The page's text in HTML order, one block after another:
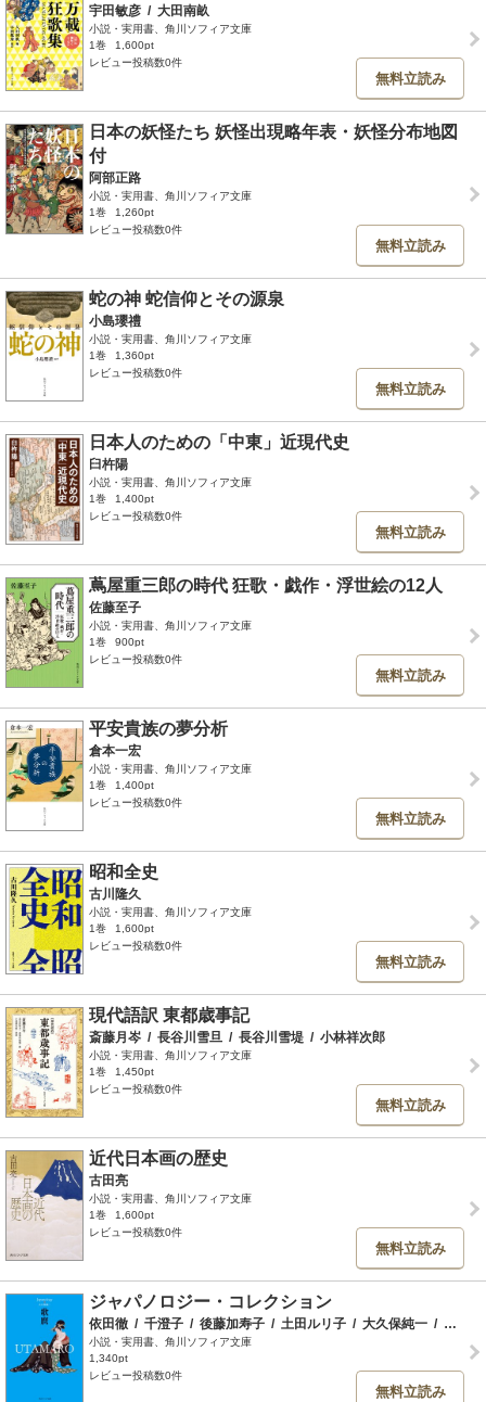
宇田敏彦 / 大田南畝
小説・実用書、角川ソフィア文庫
1巻
1,600pt
レビュー投稿数0件
無料立読み
日本の妖怪たち 妖怪出現略年表・妖怪分布地図
付
阿部正路
小説・実用書、角川ソフィア文庫
1巻
1,260pt
レビュー投稿数0件
無料立読み
蛇の神 蛇信仰とその源泉
小島瓔禮
小説・実用書、角川ソフィア文庫
1巻
1,360pt
レビュー投稿数0件
無料立読み
日本人のための「中東」近現代史
臼杵陽
小説・実用書、角川ソフィア文庫
1巻
1,400pt
レビュー投稿数0件
無料立読み
蔦屋重三郎の時代 狂歌・戯作・浮世絵の12人
佐藤至子
小説・実用書、角川ソフィア文庫
1巻
900pt
レビュー投稿数0件
無料立読み
平安貴族の夢分析
倉本一宏
小説・実用書、角川ソフィア文庫
1巻
1,400pt
レビュー投稿数0件
無料立読み
昭和全史
古川隆久
小説・実用書、角川ソフィア文庫
1巻
1,600pt
レビュー投稿数0件
無料立読み
現代語訳 東都歳事記
斎藤月岑 / 長谷川雪旦 / 長谷川雪堤 / 小林祥次郎
小説・実用書、角川ソフィア文庫
1巻
1,450pt
レビュー投稿数0件
無料立読み
近代日本画の歴史
古田亮
小説・実用書、角川ソフィア文庫
1巻
1,600pt
レビュー投稿数0件
無料立読み
ジャパノロジー・コレクション
依田徹 / 千澄子 / 後藤加寿子 / 土田ルリ子 / 大久保純一 /
小説・実用書、角川ソフィア文庫
1,340pt
レビュー投稿数0件
無料立読み